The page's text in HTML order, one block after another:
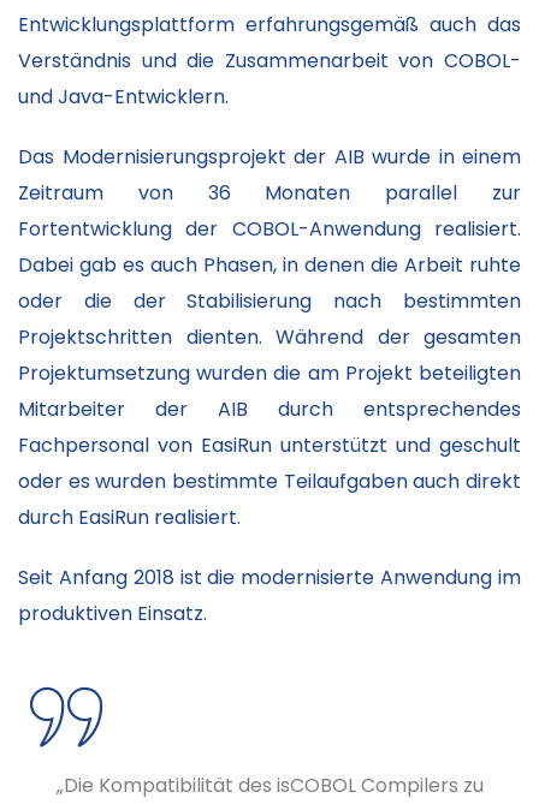
Entwicklungsplattform erfahrungsgemäß auch das
Verständnis und die Zusammenarbeit von COBOL-
und Java-Entwicklern.
Das Modernisierungsprojekt der AIB wurde in einem
Zeitraum von 36 Monaten parallel zur
Fortentwicklung der COBOL-Anwendung realisiert.
Dabei gab es auch Phasen, in denen die Arbeit ruhte
oder die der Stabilisierung nach bestimmten
Projektschritten dienten. Während der gesamten
Projektumsetzung wurden die am Projekt beteiligten
Mitarbeiter der AIB durch entsprechendes
Fachpersonal von EasiRun unterstützt und geschult
oder es wurden bestimmte Teilaufgaben auch direkt
durch EasiRun realisiert.
Seit Anfang 2018 ist die modernisierte Anwendung im
produktiven Einsatz.
„Die Kompatibilität des isCOBOL Compilers zu